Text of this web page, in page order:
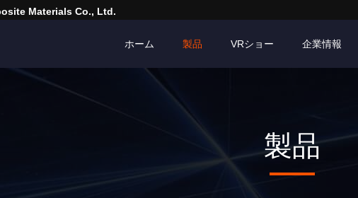
Materials Co., Ltd.
ホーム 製品 VRショー 企業情報
製品